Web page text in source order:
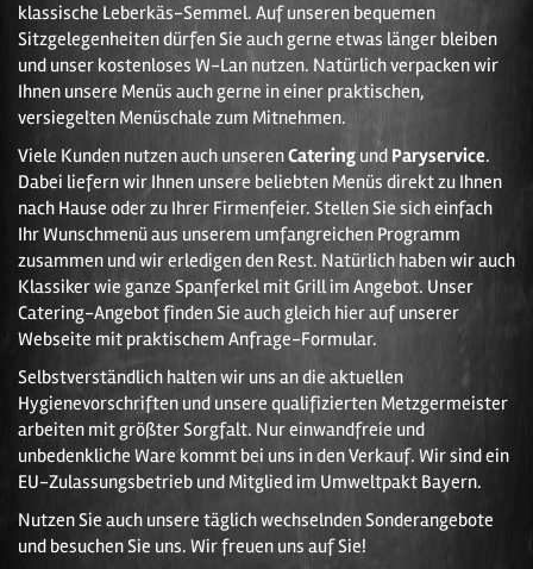
klassische Leberkäs-Semmel. Auf unseren bequemen
Sitzgelegenheiten dürfen Sie auch gerne etwas länger bleiben
und unser kostenloses W-Lan nutzen. Natürlich verpacken wir
Ihnen unsere Menüs auch gerne in einer praktischen,
versiegelten Menüschale zum Mitnehmen.
Viele Kunden nutzen auch unserenCatering und Paryservice.
Dabei liefern wir Ihnen unsere beliebten Menüs direkt zu Ihnen
nach Hause oder zu Ihrer Firmenfeier. Stellen Sie sich einfach
Ihr Wunschmenü aus unserem umfangreichen Programm
zusammen und wir erledigen den Rest. Natürlich haben wir auch
Klassiker wie ganze Spanferkel mit Grill im Angebot. Unser
Catering-Angebot finden Sie auch gleich hier auf unserer
Webseite mit praktischem Anfrage-Formular.
Selbstverständlich halten wir uns an die aktuellen
Hygienevorschriften und unsere qualifizierten Metzgermeister
arbeiten mit größter Sorgfalt. Nur einwandfreie und
unbedenkliche Ware kommt bei uns in den Verkauf. Wir sind ein
EU-Zulassungsbetrieb und Mitglied im Umweltpakt Bayern.
Nutzen Sie auch unsere täglich wechselnden Sonderangebote
und besuchen Sie uns. Wir freuen uns auf Sie!